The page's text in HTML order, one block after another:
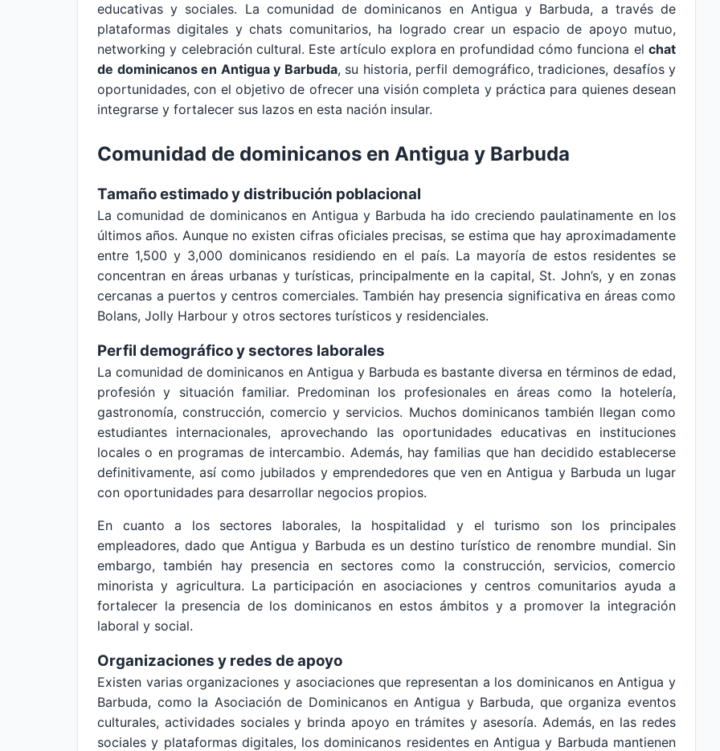
educativas y sociales. La comunidad de dominicanos en Antigua y Barbuda, a través de
plataformas digitales y chats comunitarios, ha logrado crear un espacio de apoyo mutuo,
networking y celebración cultural. Este artículo explora en profundidad cómo funciona el chat
de dominicanos en Antigua y Barbuda, su historia, perfil demográfico, tradiciones, desafíos y
oportunidades, con el objetivo de ofrecer una visión completa y práctica para quienes desean
integrarse y fortalecer sus lazos en esta nación insular.
Comunidad de dominicanos en Antigua y Barbuda
Tamaño estimado y distribución poblacional
La comunidad de dominicanos en Antigua y Barbuda ha ido creciendo paulatinamente en los
últimos años. Aunque no existen cifras oficiales precisas, se estima que hay aproximadamente
entre 1,500 y 3,000 dominicanos residiendo en el país. La mayoría de estos residentes se
concentran en áreas urbanas y turísticas, principalmente en la capital, St. John’s, y en zonas
cercanas a puertos y centros comerciales. También hay presencia significativa en áreas como
Bolans, Jolly Harbour y otros sectores turísticos y residenciales.
Perfil demográfico y sectores laborales
La comunidad de dominicanos en Antigua y Barbuda es bastante diversa en términos de edad,
profesión y situación familiar. Predominan los profesionales en áreas como la hotelería,
gastronomía, construcción, comercio y servicios. Muchos dominicanos también llegan como
estudiantes internacionales, aprovechando las oportunidades educativas en instituciones
locales o en programas de intercambio. Además, hay familias que han decidido establecerse
definitivamente, así como jubilados y emprendedores que ven en Antigua y Barbuda un lugar
con oportunidades para desarrollar negocios propios.
En cuanto a los sectores laborales, la hospitalidad y el turismo son los principales
empleadores, dado que Antigua y Barbuda es un destino turístico de renombre mundial. Sin
embargo, también hay presencia en sectores como la construcción, servicios, comercio
minorista y agricultura. La participación en asociaciones y centros comunitarios ayuda a
fortalecer la presencia de los dominicanos en estos ámbitos y a promover la integración
laboral y social.
Organizaciones y redes de apoyo
Existen varias organizaciones y asociaciones que representan a los dominicanos en Antigua y
Barbuda, como la Asociación de Dominicanos en Antigua y Barbuda, que organiza eventos
culturales, actividades sociales y brinda apoyo en trámites y asesoría. Además, en las redes
sociales y plataformas digitales, los dominicanos residentes en Antigua y Barbuda mantienen